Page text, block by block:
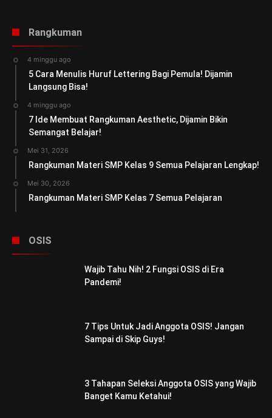
Rangkuman
4 minggu ago
5 Cara Menulis Huruf Lettering Bagi Pemula! Dijamin
Langsung Bisa!
4 minggu ago
7 Ide Membuat Rangkuman Aesthetic, Dijamin Bikin
Semangat Belajar!
Mei 31, 2026
Rangkuman Materi SMP Kelas 9 Semua Pelajaran Lengkap!
Mei 30, 2026
Rangkuman Materi SMP Kelas 7 Semua Pelajaran
OSIS
Wajib Tahu Nih! 2 Fungsi OSIS di Era
Pandemi!
7 Tips Untuk Jadi Anggota OSIS! Jangan
Sampai di Skip Guys!
3 Tahapan Seleksi Anggota OSIS yang Wajib
Banget Kamu Ketahui!